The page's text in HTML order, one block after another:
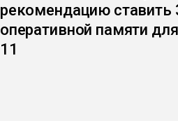
рекомендацию ставить
оперативной памяти
11